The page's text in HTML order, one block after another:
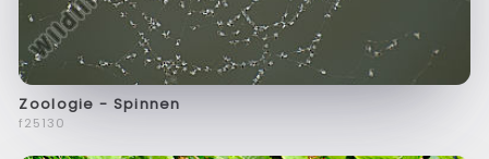
Zoologie - Spinnen
f25130